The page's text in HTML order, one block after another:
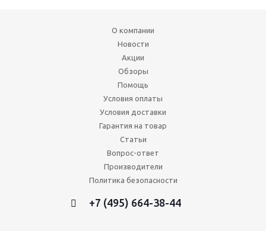
О компании
Новости
Акции
Обзоры
Помощь
Условия оплаты
Условия доставки
Гарантия на товар
Статьи
Вопрос-ответ
Производители
Политика безопасности
+7 (495) 664-38-44